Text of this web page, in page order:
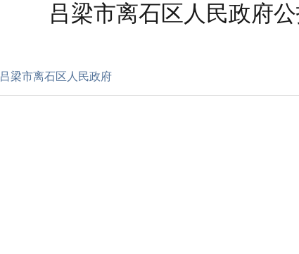
吕梁市离石区人民政府
吕梁市离石区人民政府